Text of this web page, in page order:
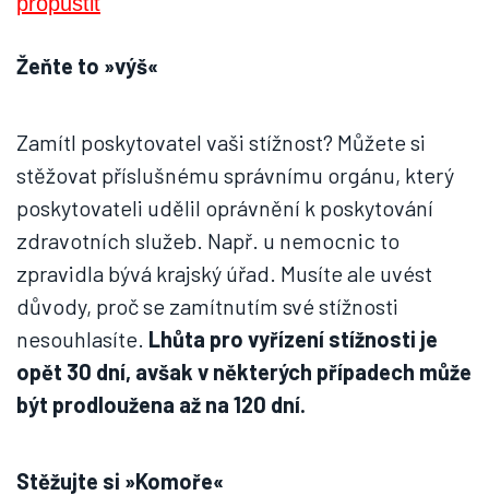
Žeňte to »výš«
Zamítl poskytovatel vaši stížnost? Můžete si
stěžovat příslušnému správnímu orgánu, který
poskytovateli udělil oprávnění k poskytování
zdravotních služeb. Např. u nemocnic to
zpravidla bývá krajský úřad. Musíte ale uvést
důvody, proč se zamítnutím své stížnosti
nesouhlasíte. Lhůta pro vyřízení stížnosti je
opět 30 dní, avšak v některých případech může
být prodloužena až na 120 dní.
Stěžujte si »Komoře«